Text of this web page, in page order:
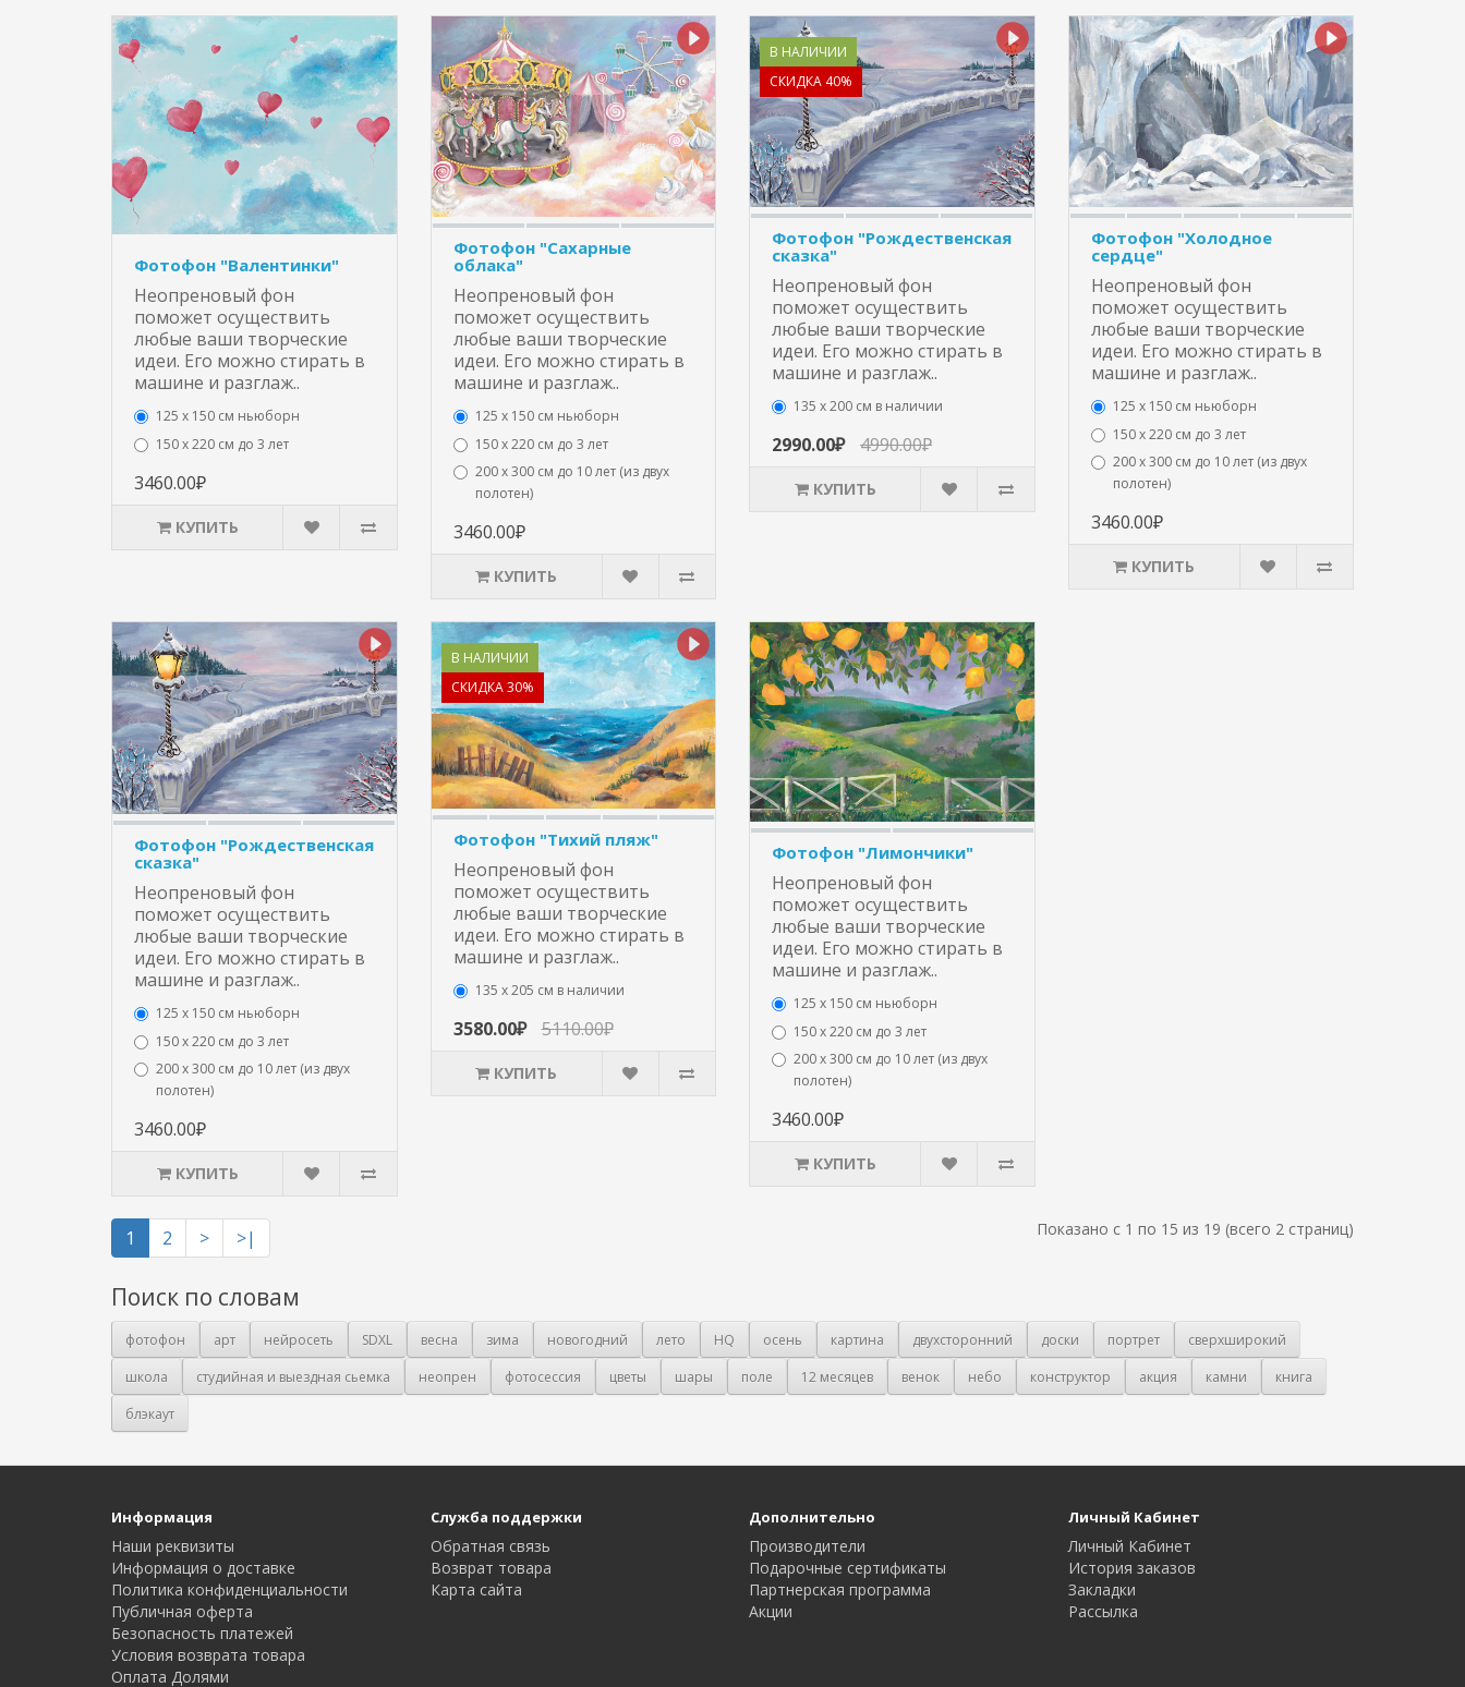
Фотофон "Валентинки"
Неопреновый фон
поможет осуществить
любые ваши творческие
идеи. Его можно стирать в
машине и разглаж..
125 x 150 см ньюборн
150 х 220 см до 3 лет
3460.00₽
КУПИТЬ
Фотофон "Сахарные
облака"
Неопреновый фон
поможет осуществить
любые ваши творческие
идеи. Его можно стирать в
машине и разглаж..
125 x 150 см ньюборн
150 х 220 см до 3 лет
200 х 300 см до 10 лет (из двух
полотен)
3460.00₽
КУПИТЬ
В НАЛИЧИИ
СКИДКА 40%
Фотофон "Рождественская
сказка"
Неопреновый фон
поможет осуществить
любые ваши творческие
идеи. Его можно стирать в
машине и разглаж..
135 х 200 см в наличии
2990.00₽ 4990.00₽
КУПИТЬ
Фотофон "Холодное
сердце"
Неопреновый фон
поможет осуществить
любые ваши творческие
идеи. Его можно стирать в
машине и разглаж..
125 x 150 см ньюборн
150 х 220 см до 3 лет
200 х 300 см до 10 лет (из двух
полотен)
3460.00₽
КУПИТЬ
Фотофон "Рождественская
сказка"
Неопреновый фон
поможет осуществить
любые ваши творческие
идеи. Его можно стирать в
машине и разглаж..
125 x 150 см ньюборн
150 х 220 см до 3 лет
200 х 300 см до 10 лет (из двух
полотен)
3460.00₽
КУПИТЬ
В НАЛИЧИИ
СКИДКА 30%
Фотофон "Тихий пляж"
Неопреновый фон
поможет осуществить
любые ваши творческие
идеи. Его можно стирать в
машине и разглаж..
135 х 205 см в наличии
3580.00₽ 5110.00₽
КУПИТЬ
Фотофон "Лимончики"
Неопреновый фон
поможет осуществить
любые ваши творческие
идеи. Его можно стирать в
машине и разглаж..
125 x 150 см ньюборн
150 х 220 см до 3 лет
200 х 300 см до 10 лет (из двух
полотен)
3460.00₽
КУПИТЬ
1 2 > >| Показано с 1 по 15 из 19 (всего 2 страниц)
Поиск по словам
фотофон арт нейросеть SDXL весна зима новогодний лето HQ осень картина двухсторонний доски портрет
сверхширокий
школа
студийная и выездная сьемка неопрен фотосессия цветы шары поле 12 месяцев венок небо конструктор акция камни
книга
блэкаут
Информация
Наши реквизиты
Информация о доставке
Политика конфиденциальности
Публичная оферта
Безопасность платежей
Условия возврата товара
Оплата Долями
Служба поддержки
Обратная связь
Возврат товара
Карта сайта
Дополнительно
Производители
Подарочные сертификаты
Партнерская программа
Акции
Личный Кабинет
Личный Кабинет
История заказов
Закладки
Рассылка